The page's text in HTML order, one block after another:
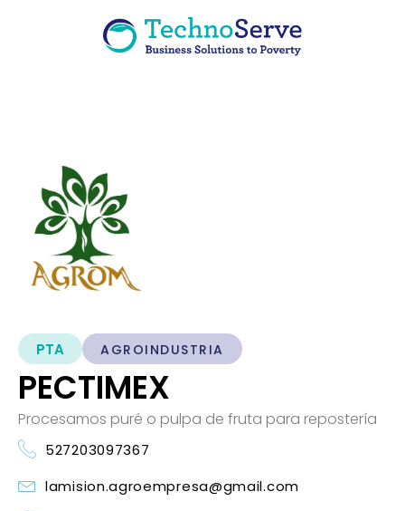
PTA AGROINDUSTRIA
PECTIMEX
Procesamos puré o pulpa de fruta para repostería
527203097367
lamision.agroempresa@gmail.com